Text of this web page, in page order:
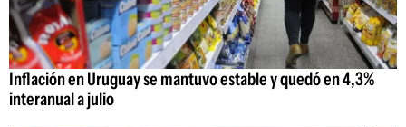
Inflación en Uruguay se mantuvo estable y quedó en 4,3%
interanual a julio